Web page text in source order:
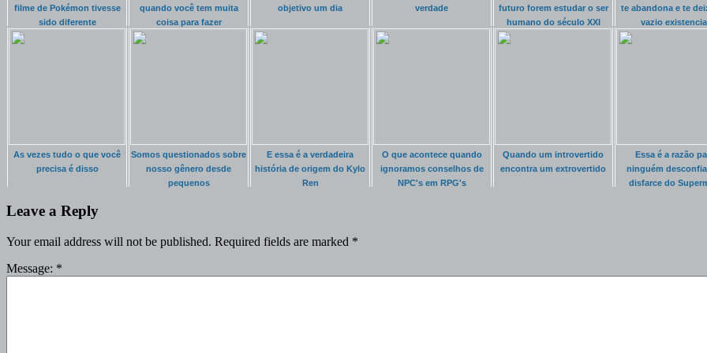
filme de Pokémon tivesse
sido diferente
quando você tem muita
coisa para fazer
objetivo um dia
verdade
futuro forem estudar o ser
humano do século XXI
te abandona e te
vazio
As vezes tudo o que você
precisa é disso
Somos questionados sobre
nosso gênero desde
pequenos
E essa é a verdadeira
história de origem do Kylo
Ren
O que acontece quando
ignoramos conselhos de
NPC's em RPG's
Quando um introvertido
encontra um extrovertido
Essa é a razão
ninguém
disfarce do
Leave a Reply
Your email address will not be published. Required fields are marked *
Message: *